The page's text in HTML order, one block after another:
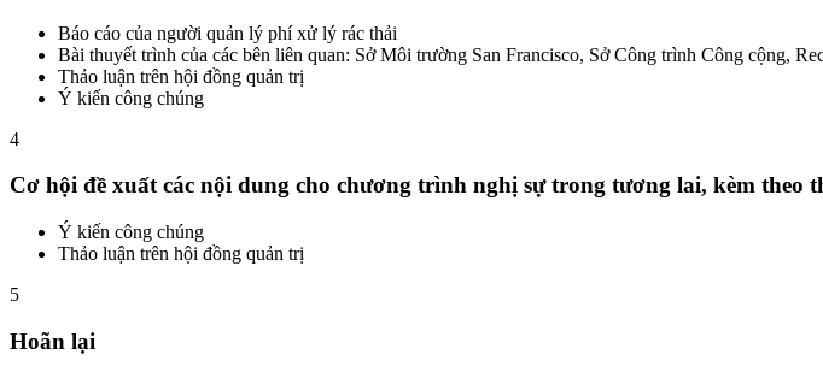
Báo cáo của người quản lý phí xử lý rác thải
Bài thuyết trình của các bên liên quan: Sở Môi trường San Francisco, Sở Công trình Công cộng,
Thảo luận trên hội đồng quản trị
Ý kiến ​​công chúng
4
Cơ hội đề xuất các nội dung cho chương trình nghị sự trong tương lai, kèm
Ý kiến ​​công chúng
Thảo luận trên hội đồng quản trị
5
Hoãn lại